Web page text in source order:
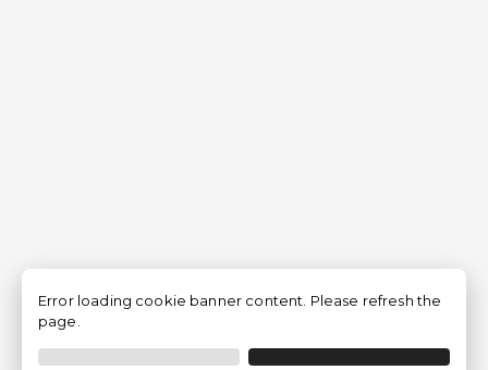
Filtro
Error loading cookie banner content. Please refresh the
page.